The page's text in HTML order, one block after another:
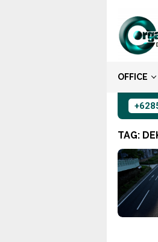
konten
OFFICE
TAG: